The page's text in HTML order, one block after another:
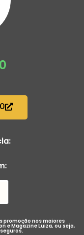
promoção nos maiores
e Magazine Luiza, ou seja,